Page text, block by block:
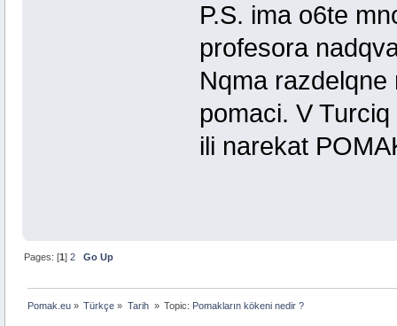
P.S. ima o6te
profesora
Nqma
pomaci. V
ili narekat
Pages: [1]2 Go Up
Pomak.eu » Türkçe » Tarih » Topic: Pomakların kökeni nedir ?